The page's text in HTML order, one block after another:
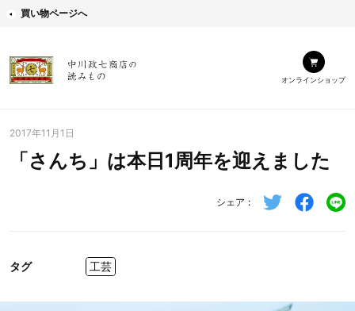
買い物ページへ
オンラインショップ
2017年11月1日
「さんち」は本日1周年を迎えました
シェア
タグ 工芸